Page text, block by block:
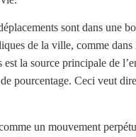
sont dans une
de la ville, comme
la source principale de
pourcentage. Ceci veut
un mouvement